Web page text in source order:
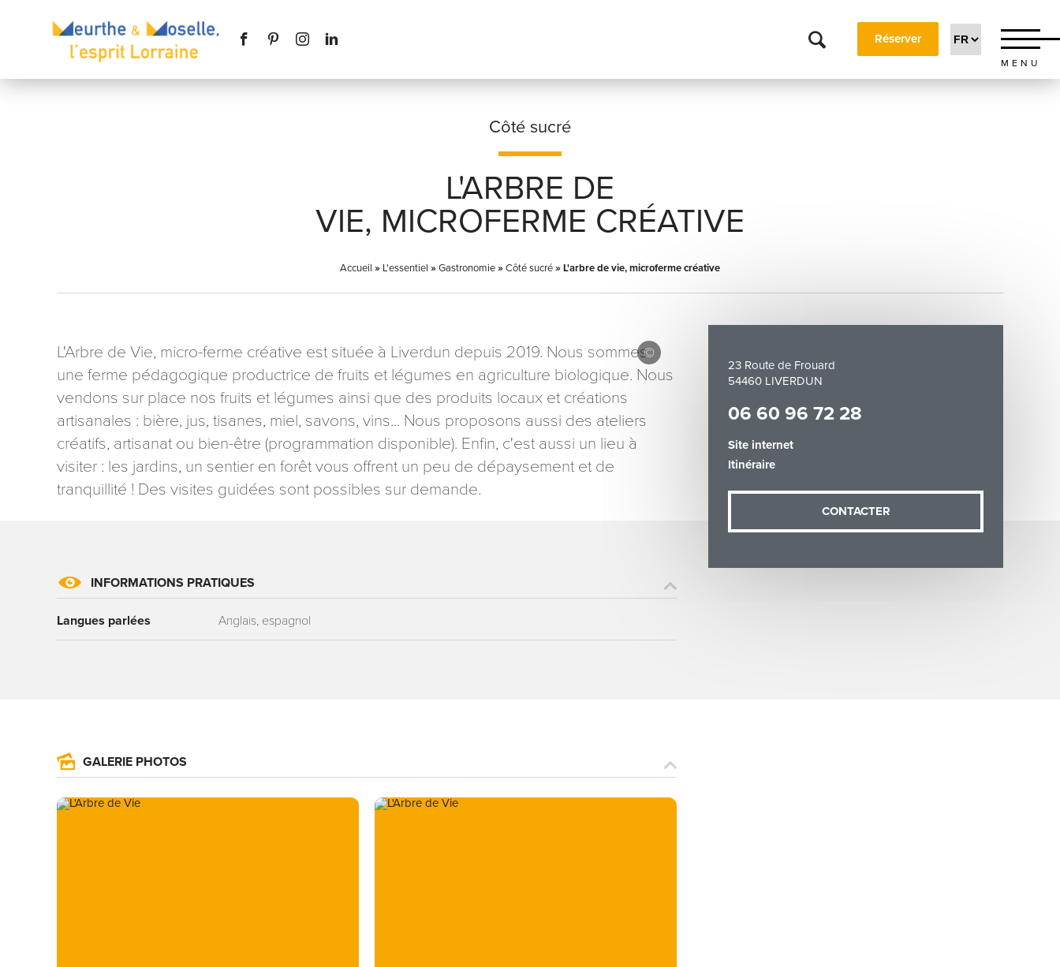
Réserver
MENU
Côté sucré
L'ARBRE DE
VIE, MICROFERME CRÉATIVE
Accueil » L'essentiel »Gastronomie»Côté sucré»L'arbre de vie, microferme créative
23 Route de Frouard
54460 LIVERDUN
06 60 96 72 28
Site internet
Itinéraire
CONTACTER
L'Arbre de Vie, micro-ferme créative est située à Liverdun depuis 2019. Nous sommes
une ferme pédagogique productrice de fruits et légumes en agriculture biologique. Nous
vendons sur place nos fruits et légumes ainsi que des produits locaux et créations
artisanales : bière, jus, tisanes, miel, savons, vins... Nous proposons aussi des ateliers
créatifs, artisanat ou bien-être (programmation disponible). Enfin, c'est aussi un lieu à
visiter : les jardins, un sentier en forêt vous offrent un peu de dépaysement et de
tranquillité ! Des visites guidées sont possibles sur demande.
INFORMATIONS PRATIQUES
Langues parlées Anglais, espagnol
GALERIE PHOTOS
Prénom*
Téléphone Adresse email*
Les informations recueillies à partir de ce formulaire sont nécessaires au traitement de votre demande (sauf
mention contraire). Vous disposez d’un droit d’accès, de rectification et d’opposition aux données vous